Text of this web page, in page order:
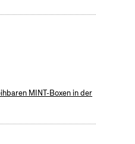
MINT-Boxen in der